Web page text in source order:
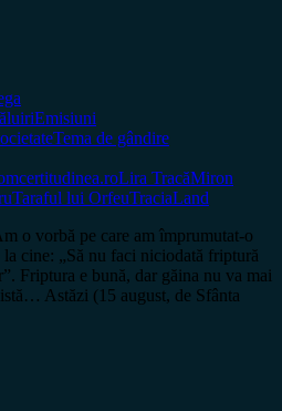
Emisiuni
Tema de gândire
certitudinea.roLira TracăMiron
Taraful lui OrfeuTraciaLand
o vorbă pe care am împrumutat-o
cine: „Să nu faci niciodată friptură
Friptura e bună, dar găina nu va mai
Astăzi (15 august, de Sfânta